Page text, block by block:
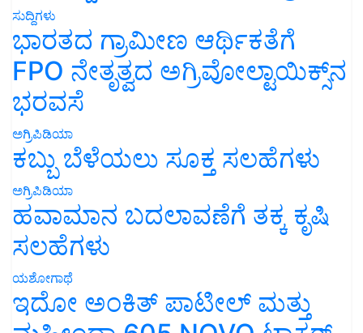
ಸುದ್ದಿಗಳು
ಭಾರತದ ಗ್ರಾಮೀಣ ಆರ್ಥಿಕತೆಗೆ
FPO ನೇತೃತ್ವದ ಅಗ್ರಿವೋಲ್ಟಾಯಿಕ್ಸ್‌ನ
ಭರವಸೆ
ಅಗ್ರಿಪಿಡಿಯಾ
ಕಬ್ಬು ಬೆಳೆಯಲು ಸೂಕ್ತ ಸಲಹೆಗಳು
ಅಗ್ರಿಪಿಡಿಯಾ
ಹವಾಮಾನ ಬದಲಾವಣೆಗೆ ತಕ್ಕ ಕೃಷಿ
ಸಲಹೆಗಳು
ಯಶೋಗಾಥೆ
ಇದೋ ಅಂಕಿತ್ ಪಾಟೀಲ್ ಮತ್ತು